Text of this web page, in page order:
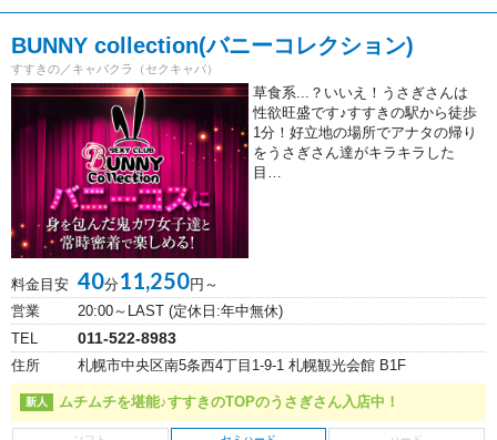
BUNNY collection(バニーコレクション)
すすきの／キャバクラ（セクキャバ）
草食系...？いいえ！うさぎさんは
性欲旺盛です♪すすきの駅から徒歩
1分！好立地の場所でアナタの帰り
をうさぎさん達がキラキラした
目…
料金目安 40分11,250円～
営業
20:00～LAST (定休日:年中無休)
TEL
011-522-8983
住所 札幌市中央区南5条西4丁目1-9-1 札幌観光会館 B1F
ムチムチを堪能♪すすきのTOPのうさぎさん入店中！